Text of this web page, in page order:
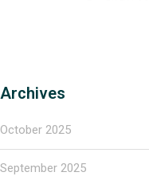
Archives
October 2025
September 2025